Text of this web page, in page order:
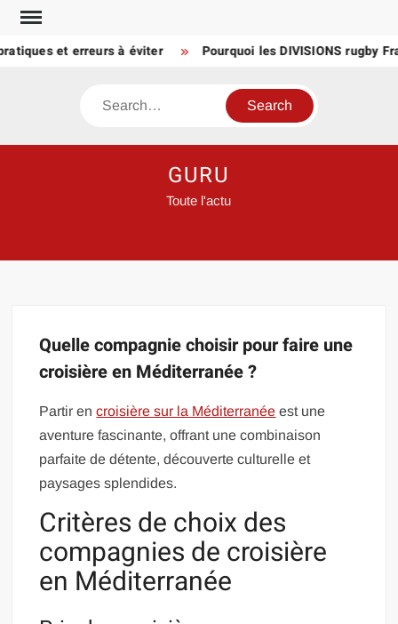
Skip
content
et erreurs à éviter Pourquoi les DIVISIONS rugby
Search
GURU
Toute l'actu
Quelle compagnie choisir pour faire une
croisière en Méditerranée ?
Partir encroisière sur la Méditerranée est une
aventure fascinante, offrant une combinaison
parfaite de détente, découverte culturelle et
paysages splendides.
Critères de choix des
compagnies de croisière
en Méditerranée